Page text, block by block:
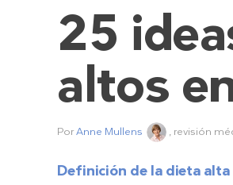
25
altos
PorAnne Mullens , revisión
Definición de la dieta